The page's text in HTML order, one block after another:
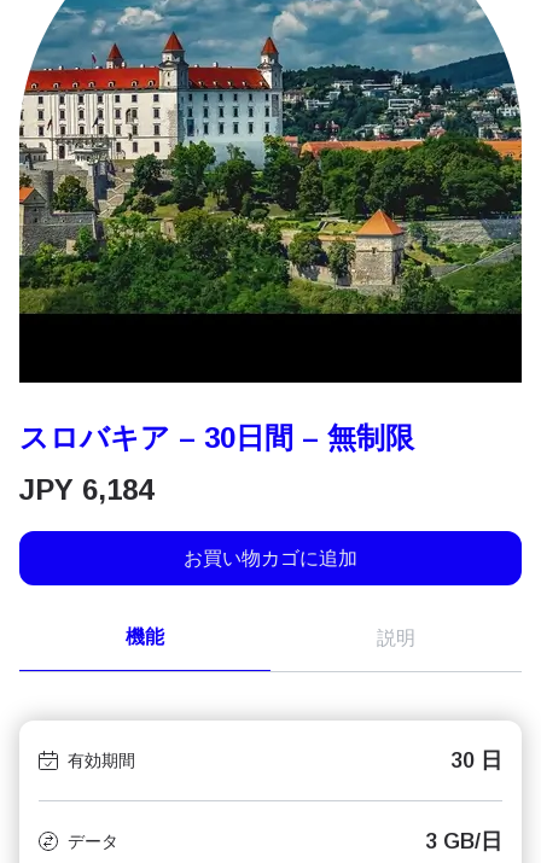
スロバキア – 30日間 – 無制限
JPY 6,184
お買い物カゴに追加
機能 説明
有効期間 30 日
データ 3 GB/日